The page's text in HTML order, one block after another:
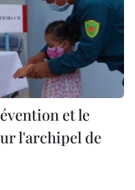
et le
l'archipel de